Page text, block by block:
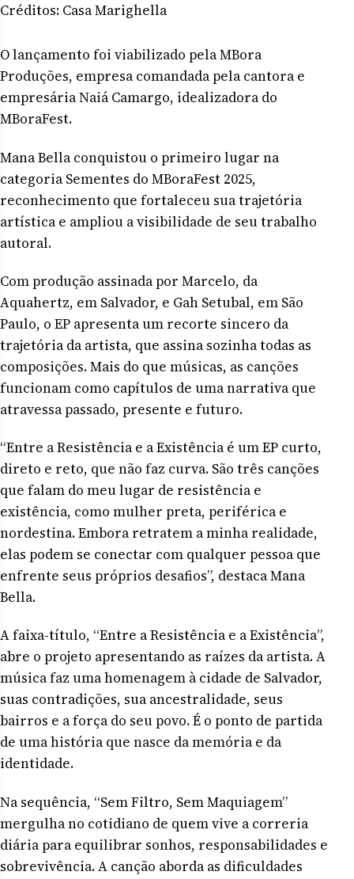
Créditos: Casa Marighella
O lançamento foi viabilizado pela MBora
Produções, empresa comandada pela cantora e
empresária Naiá Camargo, idealizadora do
MBoraFest.
Mana Bella conquistou o primeiro lugar na
categoria Sementes do MBoraFest 2025,
reconhecimento que fortaleceu sua trajetória
artística e ampliou a visibilidade de seu trabalho
autoral.
Com produção assinada por Marcelo, da
Aquahertz, em Salvador, e Gah Setubal, em São
Paulo, o EP apresenta um recorte sincero da
trajetória da artista, que assina sozinha todas as
composições. Mais do que músicas, as canções
funcionam como capítulos de uma narrativa que
atravessa passado, presente e futuro.
“Entre a Resistência e a Existência é um EP curto,
direto e reto, que não faz curva. São três canções
que falam do meu lugar de resistência e
existência, como mulher preta, periférica e
nordestina. Embora retratem a minha realidade,
elas podem se conectar com qualquer pessoa que
enfrente seus próprios desafios”, destaca Mana
Bella.
A faixa-título, “Entre a Resistência e a Existência”,
abre o projeto apresentando as raízes da artista. A
música faz uma homenagem à cidade de Salvador,
suas contradições, sua ancestralidade, seus
bairros e a força do seu povo. É o ponto de partida
de uma história que nasce da memória e da
identidade.
Na sequência, “Sem Filtro, Sem Maquiagem”
mergulha no cotidiano de quem vive a correria
diária para equilibrar sonhos, responsabilidades e
sobrevivência. A canção aborda as dificuldades